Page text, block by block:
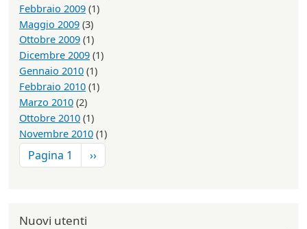
Febbraio 2009 (1)
Maggio 2009 (3)
Ottobre 2009 (1)
Dicembre 2009 (1)
Gennaio 2010 (1)
Febbraio 2010 (1)
Marzo 2010 (2)
Ottobre 2010 (1)
Novembre 2010 (1)
Paginazione
Pagina 1 Pagina successiva
››
Nuovi utenti